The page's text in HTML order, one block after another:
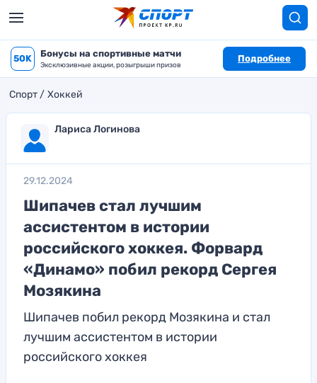
50K Бонусы на спортивные матчи
Эксклюзивные акции, розыгрыши призов
Подробнее
Спорт Хоккей
Лариса Логинова
29.12.2024
Шипачев стал лучшим
ассистентом в истории
российского хоккея. Форвард
«Динамо» побил рекорд Сергея
Мозякина
Шипачев побил рекорд Мозякина и стал
лучшим ассистентом в истории
российского хоккея